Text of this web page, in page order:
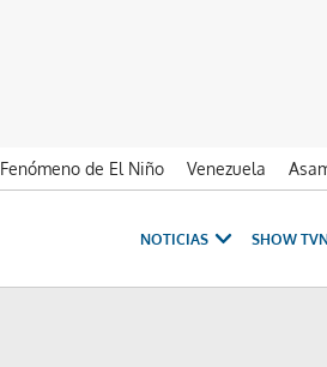
Fenómeno de El Niño Venezuela
NOTICIAS SHOW